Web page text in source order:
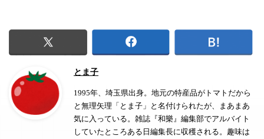
とま子
1995年、埼玉県出身。地元の特産品がトマトだから
と無理矢理「とま子」と名付けられたが、まあまあ
気に入っている。雑誌『和樂』編集部でアルバイト
していたところある日編集長に収穫される。趣味は